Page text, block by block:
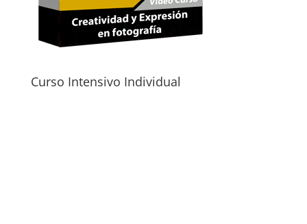
Curso Intensivo Individual